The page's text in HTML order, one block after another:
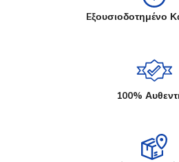
Eξουσιοδοτημένο
100%